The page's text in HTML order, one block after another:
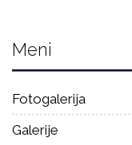
Meni
Fotogalerija
Galerije